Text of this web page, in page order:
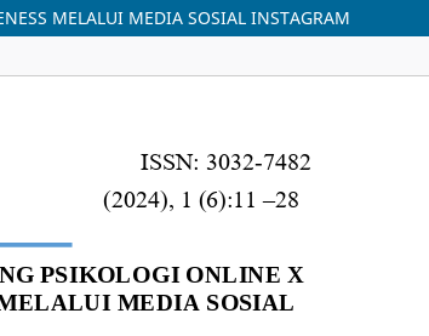
MELALUI MEDIA SOSIAL INSTAGRAM